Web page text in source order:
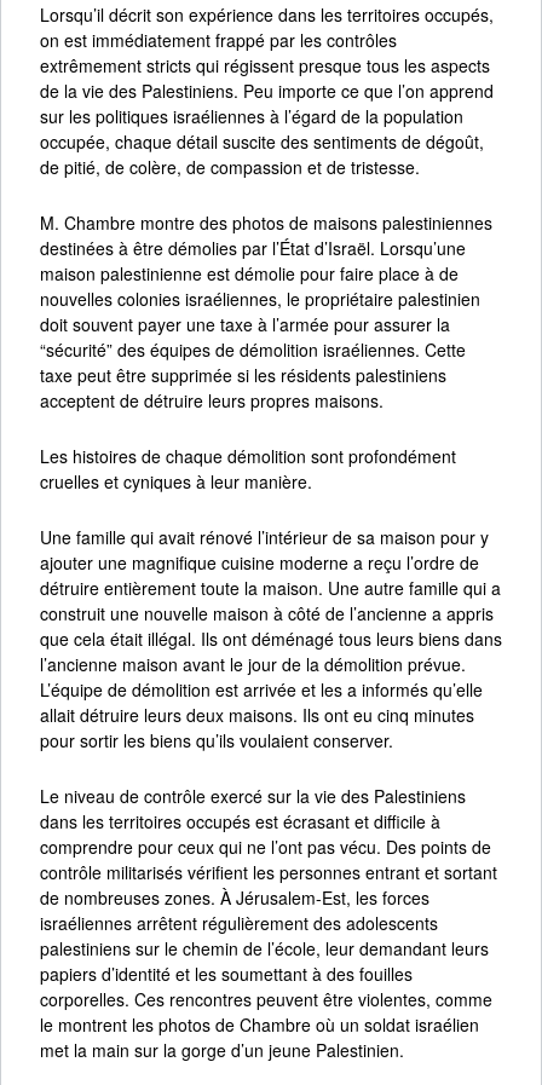
Lorsqu’il décrit son expérience dans les territoires occupés,
on est immédiatement frappé par les contrôles
extrêmement stricts qui régissent presque tous les aspects
de la vie des Palestiniens. Peu importe ce que l’on apprend
sur les politiques israéliennes à l’égard de la population
occupée, chaque détail suscite des sentiments de dégoût,
de pitié, de colère, de compassion et de tristesse.
M. Chambre montre des photos de maisons palestiniennes
destinées à être démolies par l’État d’Israël. Lorsqu’une
maison palestinienne est démolie pour faire place à de
nouvelles colonies israéliennes, le propriétaire palestinien
doit souvent payer une taxe à l’armée pour assurer la
“sécurité” des équipes de démolition israéliennes. Cette
taxe peut être supprimée si les résidents palestiniens
acceptent de détruire leurs propres maisons.
Les histoires de chaque démolition sont profondément
cruelles et cyniques à leur manière.
Une famille qui avait rénové l’intérieur de sa maison pour y
ajouter une magnifique cuisine moderne a reçu l’ordre de
détruire entièrement toute la maison. Une autre famille qui a
construit une nouvelle maison à côté de l’ancienne a appris
que cela était illégal. Ils ont déménagé tous leurs biens dans
l’ancienne maison avant le jour de la démolition prévue.
L’équipe de démolition est arrivée et les a informés qu’elle
allait détruire leurs deux maisons. Ils ont eu cinq minutes
pour sortir les biens qu’ils voulaient conserver.
Le niveau de contrôle exercé sur la vie des Palestiniens
dans les territoires occupés est écrasant et difficile à
comprendre pour ceux qui ne l’ont pas vécu. Des points de
contrôle militarisés vérifient les personnes entrant et sortant
de nombreuses zones. À Jérusalem-Est, les forces
israéliennes arrêtent régulièrement des adolescents
palestiniens sur le chemin de l’école, leur demandant leurs
papiers d’identité et les soumettant à des fouilles
corporelles. Ces rencontres peuvent être violentes, comme
le montrent les photos de Chambre où un soldat israélien
met la main sur la gorge d’un jeune Palestinien.